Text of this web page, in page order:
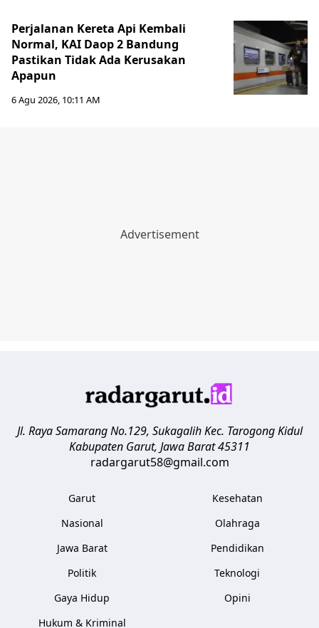
Perjalanan Kereta Api Kembali
Normal, KAI Daop 2 Bandung
Pastikan Tidak Ada Kerusakan
Apapun
6 Agu 2026, 10:11 AM
Jl. Raya Samarang No.129, Sukagalih Kec. Tarogong Kidul
Kabupaten Garut, Jawa Barat45311
radargarut58@gmail.com
Garut
Nasional
Jawa Barat
Politik
Gaya Hidup
Hukum & Kriminal
Kesehatan
Olahraga
Pendidikan
Teknologi
Opini